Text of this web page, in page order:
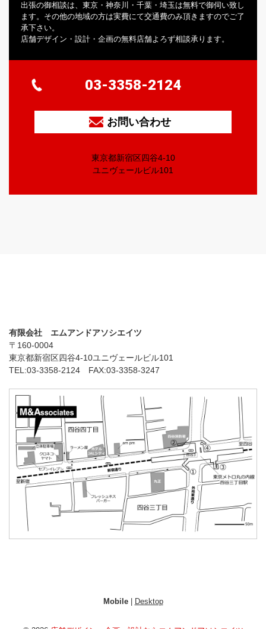
出張の御相談は、東京・神奈川・千葉・埼玉は無料で御伺い致し
ます。その他の地域の方は実費にて交通費のみ頂きますのでご了
承下さい。
店舗デザイン・設計・企画の無料店舗よろず相談承ります。
03-3358-2124
お問い合わせ
東京都新宿区四谷4-10
ユニヴェールビル101
有限会社 エムアンドアソシエイツ
〒160-0004
東京都新宿区四谷4-10ユニヴェールビル101
TEL:03-3358-2124 FAX:03-3358-3247
Mobile| Desktop